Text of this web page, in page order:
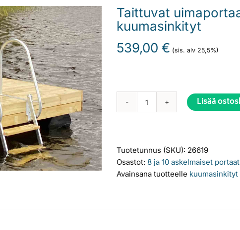
Taittuvat
kuumasinkityt
539,00 € (sis. alv 25,5%)
Taittuvat
kuumasinkityt
määrä
Lisää
Alternative:
Tuotetunnus (SKU): 26619
Osastot: 8 ja 10 askelmaiset portaat
Avainsana tuotteelle kuumasinkityt